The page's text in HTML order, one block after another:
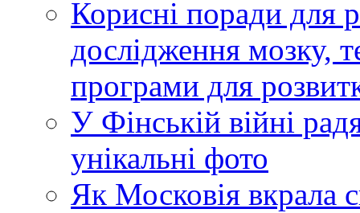
Корисні поради для
дослідження мозку,
програми для
У Фінській війні
унікальні фото
Як Московія вкрала